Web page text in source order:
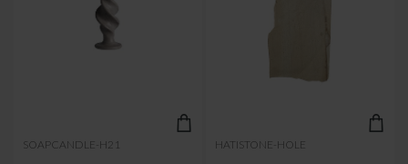
SOAPCANDLE-H21 HATISTONE-HOLE